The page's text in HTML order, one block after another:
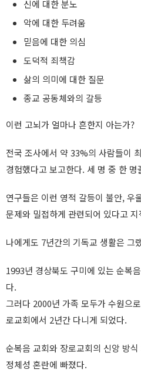
신에 대한 분노
악에 대한 두려움
믿음에 대한 의심
도덕적 죄책감
삶의 의미에 대한 질문
종교 공동체와의 갈등
이런 고뇌가 얼마나 흔한지 아는가?
전국 조사에서 약 33%의 사람들이
경험했다고 보고한다. 세 명 중 한 명
연구들은 이런 영적 갈등이 불안, 우
문제와 밀접하게 관련되어 있다고 지
나에게도 7년간의 기독교 생활은 그
1993년 경상북도 구미에 있는 순복
다.
그러다 2000년 가족 모두가 수원으
로교회에서 2년간 다니게 되었다.
순복음 교회와 장로교회의 신앙 방
정체성 혼란에 빠졌다.